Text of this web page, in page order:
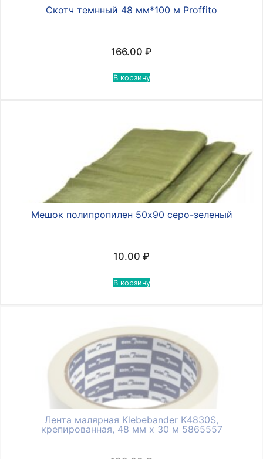
Скотч темнный 48 мм*100 м Proffito
166.00 ₽
В корзину
Мешок полипропилен 50х90 серо-зеленый
10.00 ₽
В корзину
Лента малярная Klebebander K4830S,
крепированная, 48 мм х 30 м 5865557